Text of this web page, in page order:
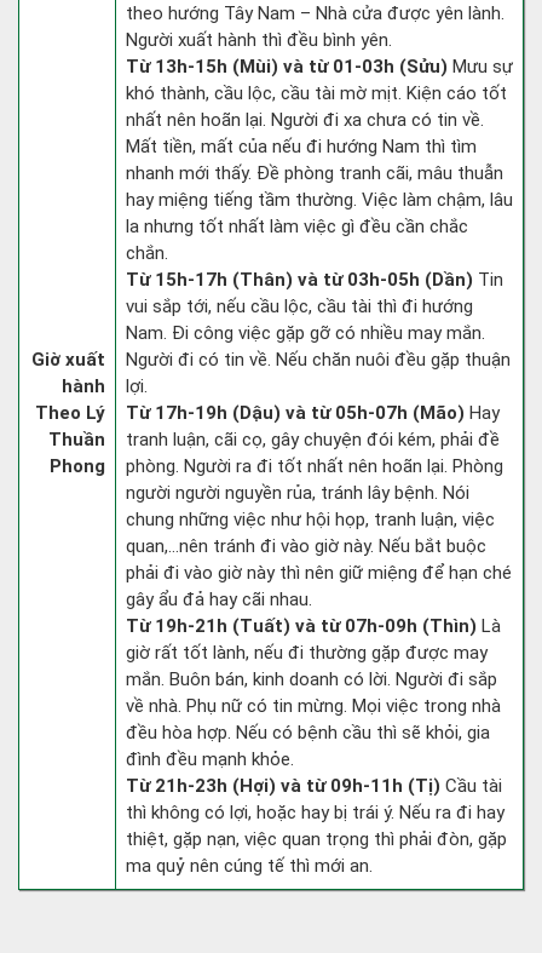
Giờ xuất
hành
Theo Lý
Thuần
Phong
theo hướng Tây Nam – Nhà cửa được yên lành.
Người xuất hành thì đều bình yên.
Từ 13h-15h (Mùi) và từ 01-03h (Sửu) Mưu sự
khó thành, cầu lộc, cầu tài mờ mịt. Kiện cáo tốt
nhất nên hoãn lại. Người đi xa chưa có tin về.
Mất tiền, mất của nếu đi hướng Nam thì tìm
nhanh mới thấy. Đề phòng tranh cãi, mâu thuẫn
hay miệng tiếng tầm thường. Việc làm chậm, lâu
la nhưng tốt nhất làm việc gì đều cần chắc
chắn.
Từ 15h-17h (Thân) và từ 03h-05h (Dần) Tin
vui sắp tới, nếu cầu lộc, cầu tài thì đi hướng
Nam. Đi công việc gặp gỡ có nhiều may mắn.
Người đi có tin về. Nếu chăn nuôi đều gặp thuận
lợi.
Từ 17h-19h (Dậu) và từ 05h-07h (Mão) Hay
tranh luận, cãi cọ, gây chuyện đói kém, phải đề
phòng. Người ra đi tốt nhất nên hoãn lại. Phòng
người người nguyền rủa, tránh lây bệnh. Nói
chung những việc như hội họp, tranh luận, việc
quan,…nên tránh đi vào giờ này. Nếu bắt buộc
phải đi vào giờ này thì nên giữ miệng để hạn ché
gây ẩu đả hay cãi nhau.
Từ 19h-21h (Tuất) và từ 07h-09h (Thìn) Là
giờ rất tốt lành, nếu đi thường gặp được may
mắn. Buôn bán, kinh doanh có lời. Người đi sắp
về nhà. Phụ nữ có tin mừng. Mọi việc trong nhà
đều hòa hợp. Nếu có bệnh cầu thì sẽ khỏi, gia
đình đều mạnh khỏe.
Từ 21h-23h (Hợi) và từ 09h-11h (Tị) Cầu tài
thì không có lợi, hoặc hay bị trái ý. Nếu ra đi hay
thiệt, gặp nạn, việc quan trọng thì phải đòn, gặp
ma quỷ nên cúng tế thì mới an.